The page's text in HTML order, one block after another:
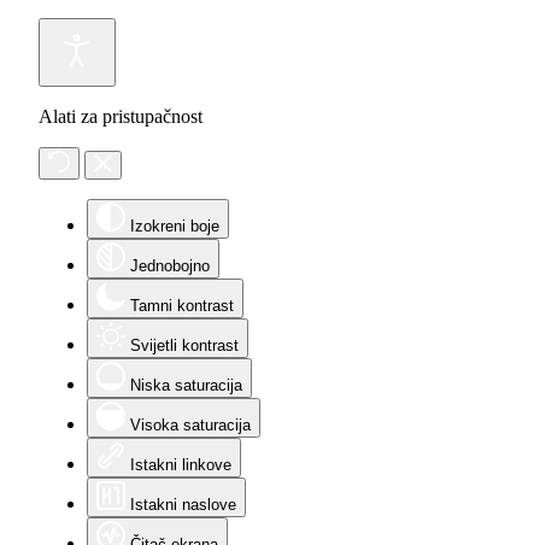
Alati za pristupačnost
Izokreni boje
Jednobojno
Tamni kontrast
Svijetli kontrast
Niska saturacija
Visoka saturacija
Istakni linkove
Istakni naslove